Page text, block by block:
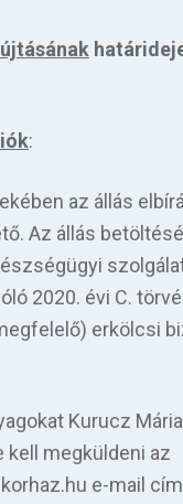
:
az állás
Az állás
2020. évi C.
erkölcsi
Kurucz
kell megküldeni az
e-mail